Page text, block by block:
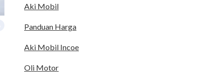
Aki Mobil
Panduan Harga
Aki Mobil Incoe
Oli Motor